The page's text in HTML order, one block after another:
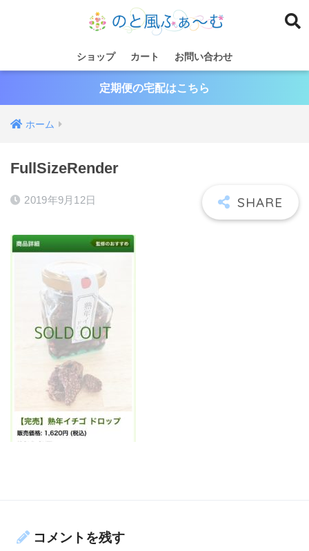
ショップ カート お問い合わせ
定期便の宅配はこちら
ホーム
FullSizeRender
2019年9月12日
コメントを残す